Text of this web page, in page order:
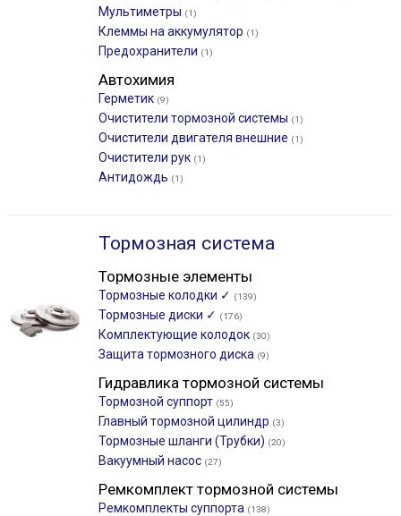
Мультиметры (1)
Клеммы на аккумулятор (1)
Предохранители (1)
Автохимия
Герметик (9)
Очистители тормозной системы (1)
Очистители двигателя внешние (1)
Очистители рук (1)
Антидождь (1)
Тормозная система
Тормозные элементы
Тормозные колодки ✓ (139)
Тормозные диски ✓ (176)
Комплектующие колодок (30)
Защита тормозного диска (9)
Гидравлика тормозной системы
Тормозной суппорт (55)
Главный тормозной цилиндр (3)
Тормозные шланги (Трубки) (20)
Вакуумный насос (27)
Ремкомплект тормозной системы
Ремкомплекты суппорта (138)